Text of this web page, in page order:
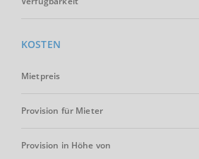
KOSTEN
Mietpreis
Provision für Mieter
Provision in Höhe von